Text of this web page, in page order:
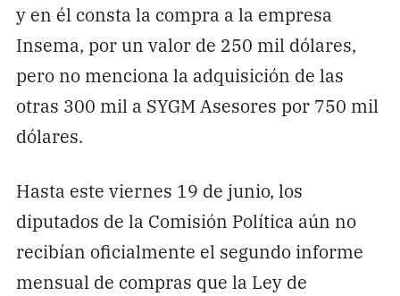
y en él consta la compra a la empresa
Insema, por un valor de 250 mil dólares,
pero no menciona la adquisición de las
otras 300 mil a SYGM Asesores por 750 mil
dólares.
Hasta este viernes 19 de junio, los
diputados de la Comisión Política aún no
recibían oficialmente el segundo informe
mensual de compras que la Ley de